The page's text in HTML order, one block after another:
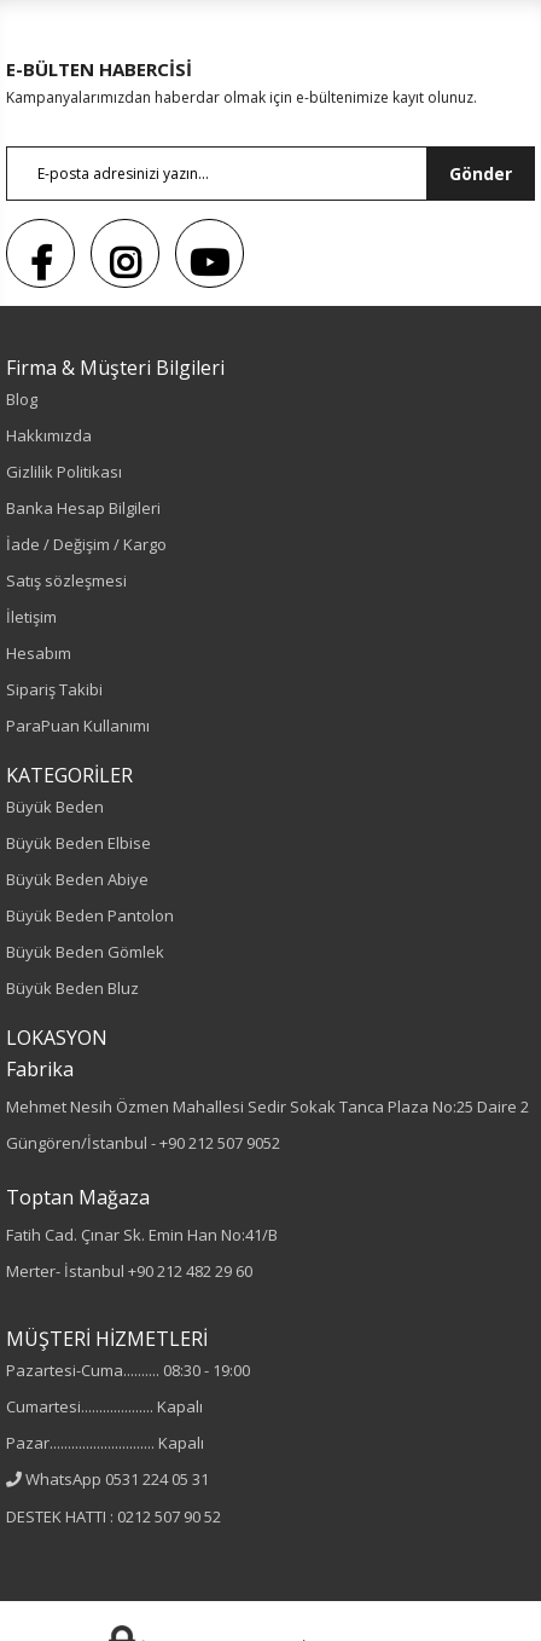
Sezon : KIŞLIK
Renk
Vizon
Sezon
Sonbahar-Kış
Yaş Grubu
Kalıp
Büyük Beden
Boy
85
Dokuma
Düz
Kumaş
Cinsiyet
Kadın
Uzun Kol
E-BÜLTEN HABERCİSİ
Kampanyalarımızdan haberdar olmak için e-bültenimize kayıt olunuz.
Gönder
Firma & Müşteri Bilgileri
Blog
Hakkımızda
Gizlilik Politikası
Banka Hesap Bilgileri
İade / Değişim / Kargo
Satış sözleşmesi
İletişim
Hesabım
Sipariş Takibi
ParaPuan Kullanımı
KATEGORİLER
Büyük Beden
Büyük Beden Elbise
Büyük Beden Abiye
Büyük Beden Pantolon
Büyük Beden Gömlek
Büyük Beden Bluz
LOKASYON
Fabrika
Mehmet Nesih Özmen Mahallesi Sedir Sokak Tanca Plaza No:25 Daire 2
Güngören/İstanbul -+90 212 507 9052
Toptan Mağaza
Fatih Cad. Çınar Sk. Emin Han No:41/B
Merter- İstanbul +90 212 482 29 60
MÜŞTERİ HİZMETLERİ
Pazartesi-Cuma.......... 08:30 - 19:00
Cumartesi.................... Kapalı
Pazar............................. Kapalı
WhatsApp 0531 224 05 31
DESTEK HATTI : 0212 507 90 52